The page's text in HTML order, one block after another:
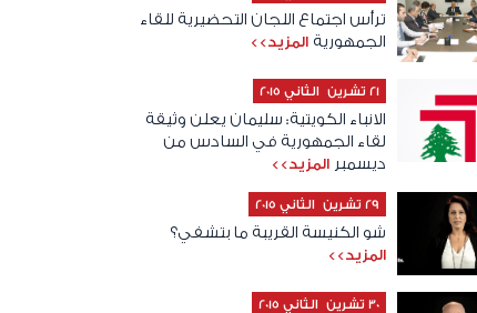
ترأس اجتماع اللجان التحضيرية للقاء
الجمهورية المزيد>>
21 تشرين الثاني 2015
الانباء الكويتية: سليمان يعلن وثيقة
لقاء الجمهورية في السادس من
ديسمبر المزيد>>
29 تشرين الثاني 2015
شو الكنيسة القريبة ما بتشفي؟
المزيد>>
30 تشرين الثاني 2015